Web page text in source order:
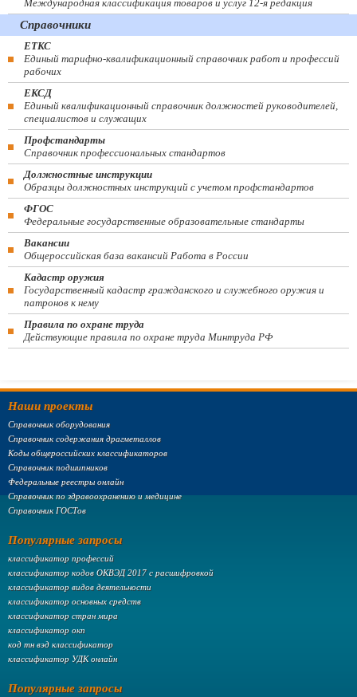
Международная классификация товаров и услуг 12-я редакция
Справочники
ЕТКС
Единый тарифно-квалификационный справочник работ и профессий
рабочих
ЕКСД
Единый квалификационный справочник должностей руководителей,
специалистов и служащих
Профстандарты
Справочник профессиональных стандартов
Должностные инструкции
Образцы должностных инструкций с учетом профстандартов
ФГОС
Федеральные государственные образовательные стандарты
Вакансии
Общероссийская база вакансий Работа в России
Кадастр оружия
Государственный кадастр гражданского и служебного оружия и
патронов к нему
Правила по охране труда
Действующие правила по охране труда Минтруда РФ
Наши проекты
Справочник оборудования
Справочник содержания драгметаллов
Коды общероссийских классификаторов
Справочник подшипников
Федеральные реестры онлайн
Справочник по здравоохранению и медицине
Справочник ГОСТов
Популярные запросы
классификатор профессий
классификатор кодов ОКВЭД 2017 с расшифровкой
классификатор видов деятельности
классификатор основных средств
классификатор стран мира
классификатор окп
код тн вэд классификатор
классификатор УДК онлайн
Популярные запросы